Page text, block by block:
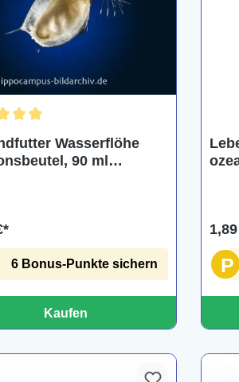
Wasserflöhe
90 ml
6 Bonus-Punkte sichern
Kaufen
P